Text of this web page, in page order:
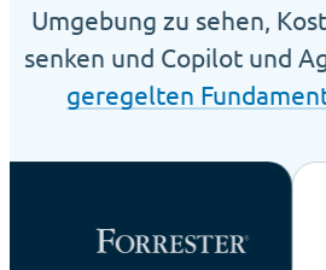
Umgebung zu sehen,
senken und Copilot und
geregelten